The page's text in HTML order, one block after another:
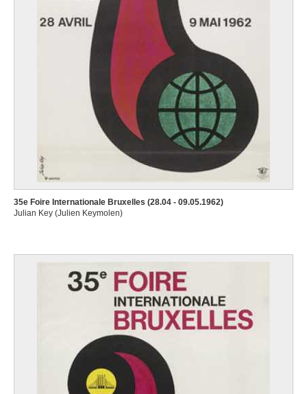
35e Foire Internationale Bruxelles (28.04 - 09.05.1962)
Julian Key (Julien Keymolen)